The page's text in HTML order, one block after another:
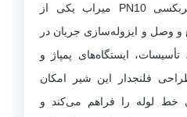
شیر پروانه‌ای فلنجدار گیربکسی PN10 میراب یکی از
وصل و ایزوله‌سازی جریان در
ایستگاه‌های پمپاژ و
فلنجدار این شیر امکان
خط لوله را فراهم می‌کند و